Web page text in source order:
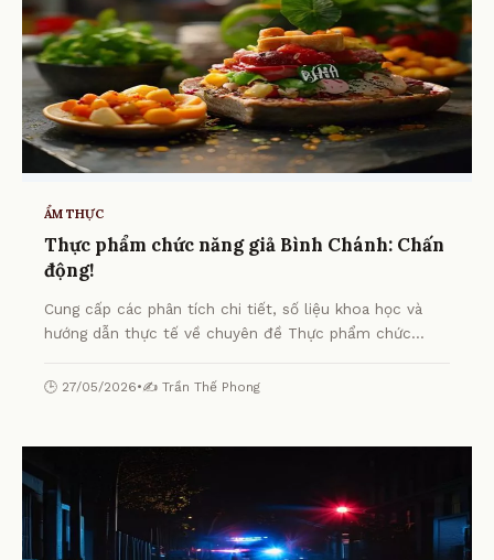
ẨM THỰC
Thực phẩm chức năng giả Bình Chánh: Chấn
động!
Cung cấp các phân tích chi tiết, số liệu khoa học và
hướng dẫn thực tế về chuyên đề Thực phẩm chức
🕒 27/05/2026•✍️ Trần Thế Phong